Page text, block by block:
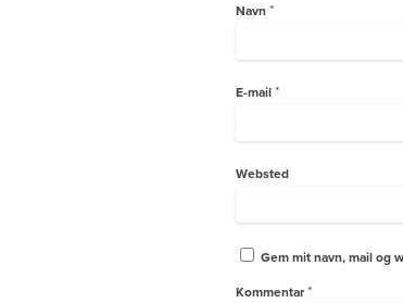
Navn *
E-mail *
Websted
Gem mit navn, mail og
Kommentar *